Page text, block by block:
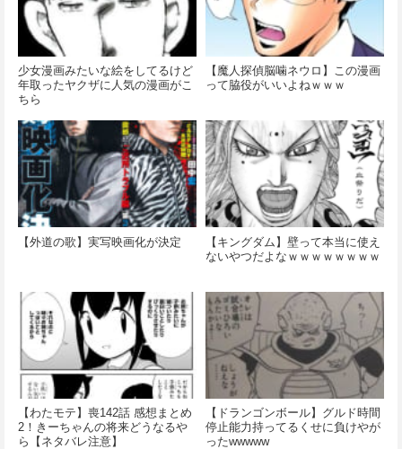
少女漫画みたいな絵をしてるけど
年取ったヤクザに人気の漫画がこ
ちら
【魔人探偵脳噛ネウロ】この漫画
って脇役がいいよねｗｗｗ
【外道の歌】実写映画化が決定
【キングダム】壁って本当に使え
ないやつだよなｗｗｗｗｗｗｗｗ
【わたモテ】喪142話 感想まとめ
2！きーちゃんの将来どうなるや
ら【ネタバレ注意】
【ドランゴンボール】グルド時間
停止能力持ってるくせに負けやが
ったwwwww